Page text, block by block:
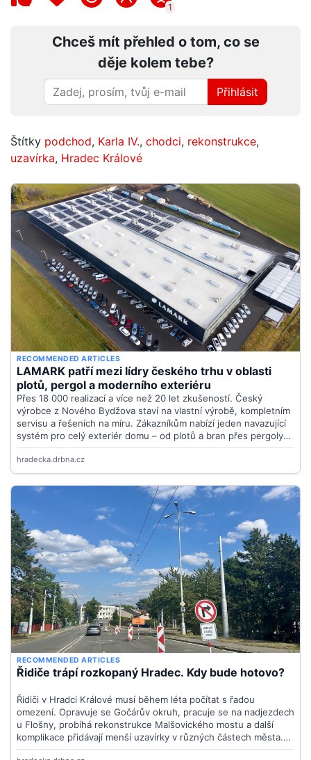
1
Chceš mít přehled o tom, co se
děje kolem tebe?
Přihlásit
Štítky podchod, Karla IV., chodci, rekonstrukce,
uzavírka, Hradec Králové